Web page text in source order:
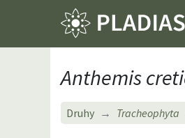
Anthemis
Druhy Tracheophyta